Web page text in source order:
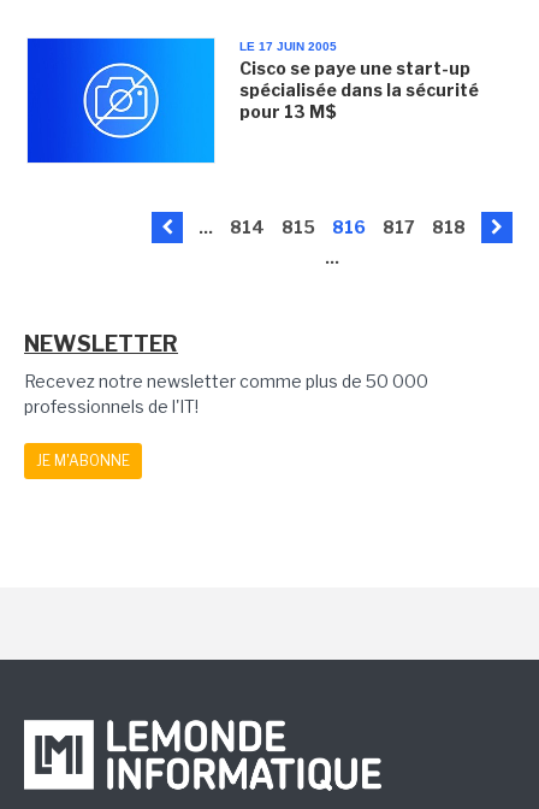
LE 17 JUIN 2005
Cisco se paye une start-up
spécialisée dans la sécurité
pour 13 M$
... 814 815 816 817
818
...
NEWSLETTER
Recevez notre newsletter comme plus de 50 000
professionnels de l'IT!
JE M'ABONNE